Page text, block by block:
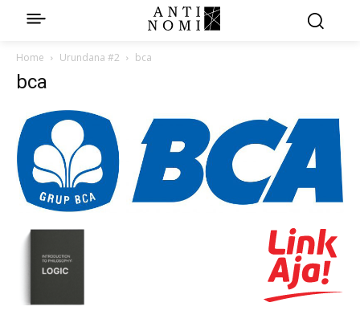
Home Urundana #2 bca
bca